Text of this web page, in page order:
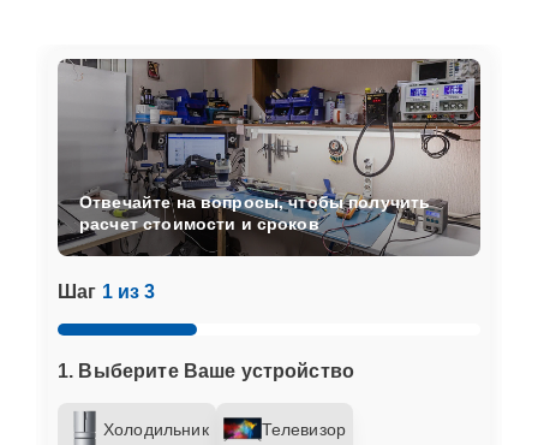
Шаг 1 из 3
1. Выберите Ваше устройство
Холодильник Телевизор
Отвечайте на вопросы, чтобы получить
расчет стоимости и сроков